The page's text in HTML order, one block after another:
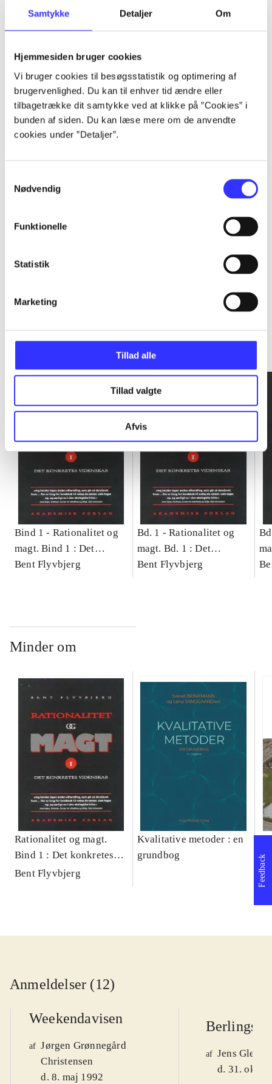
Samtykke Detaljer Om
Hjemmesiden bruger cookies
Vi bruger cookies til besøgsstatistik og optimering af
brugervenlighed. Du kan til enhver tid ændre eller
tilbagetrække dit samtykke ved at klikke på ”Cookies” i
bunden af siden. Du kan læse mere om de anvendte
cookies under ”Detaljer”.
Nødvendig
Funktionelle
Statistik
Marketing
Tillad alle
Tillad valgte
Afvis
Artikler
...
...
...
...
Gå til serien
Bind 1 - Rationalitet og
magt. Bind 1 : Det
konkretes videnskab
Bent Flyvbjerg
Bd. 1 -Rationalitet og
magt. Bd. 1 : Det
konkretes videnskab
Bent Flyvbjerg
Minder om
Rationalitet og magt.
Bind 1 : Det konkretes
videnskab
Bent Flyvbjerg
Kvalitative metoder : en
grundbog
Anmeldelser (12)
Weekendavisen
af Jørgen Grønnegård
Christensen
d. 8. maj 1992
af Jens
d. 31. okt.
Feedback